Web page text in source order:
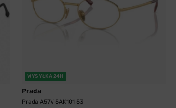
WYSYŁKA 24H
Prada
Prada A57V 5AK1O1 53